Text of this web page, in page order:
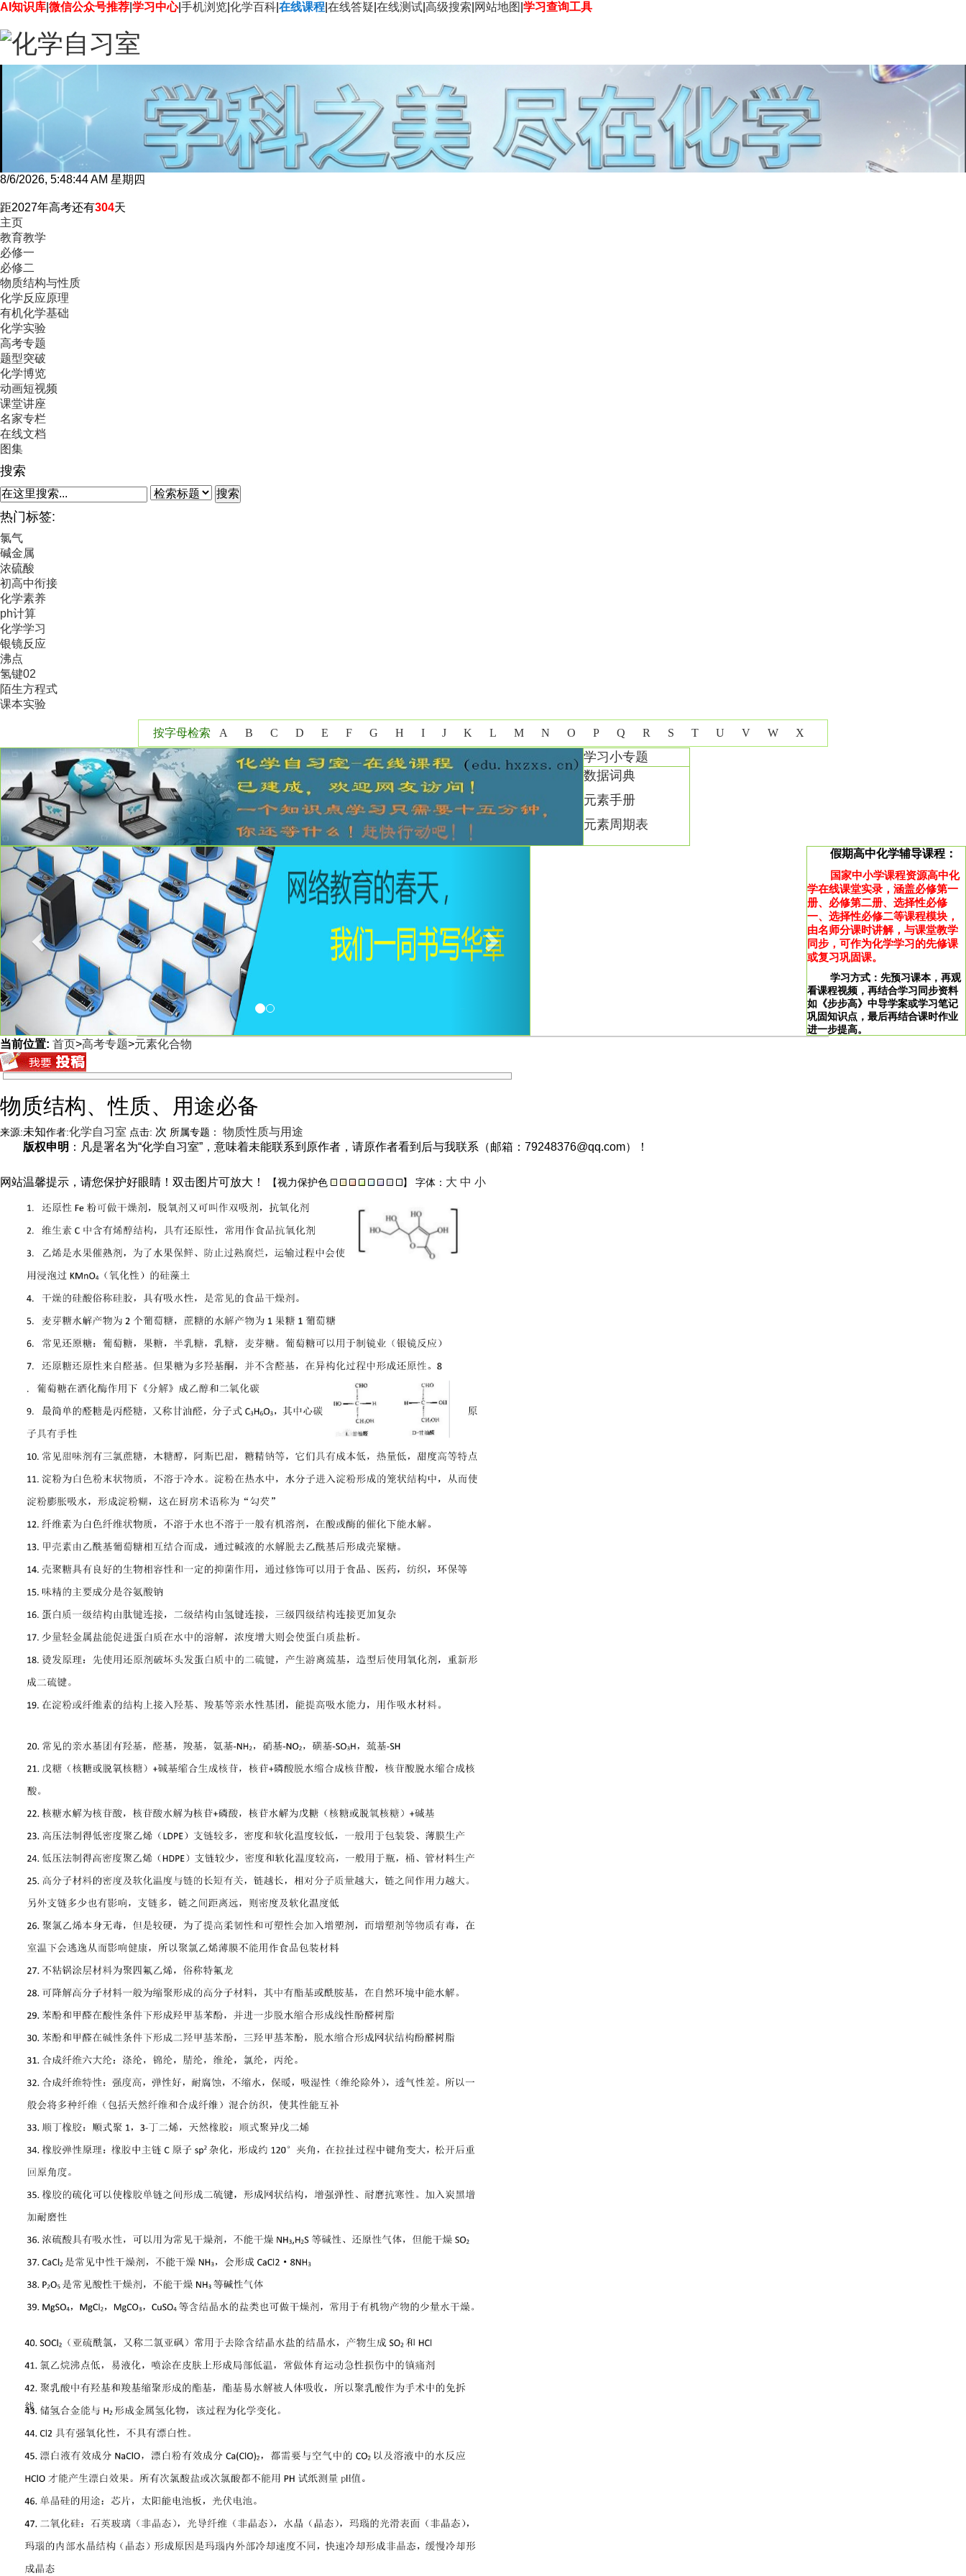
AI知识库 微信公众号推荐 学习中心|手机浏览 化学百科 在线课程 在线答疑 在线测试 高级搜索 网站地图 学习查询工具
8/6/2026, 5:48:45 AM 星期四
距2027年高考还有304天
主页
教育教学
必修一
必修二
物质结构与性质
化学反应原理
有机化学基础
化学实验
高考专题
题型突破
化学博览
动画短视频
课堂讲座
名家专栏
在线文档
图集
搜索
搜索
热门标签:
氯气
碱金属
浓硫酸
初高中衔接
化学素养
ph计算
化学学习
银镜反应
沸点
氢键02
陌生方程式
课本实验
按字母检索 A B C D E F G H I J K L M N O P Q R S T U V W X
Y Z
学习小专题
数据词典
元素手册
元素周期表
Previous 假期高中化学辅导课程：
国家中小学课程资源高中化
学在线课堂实录，涵盖必修第一
册、必修第二册、选择性必修
一、选择性必修二等课程模块，
由名师分课时讲解，与课堂教学
同步，可作为化学学习的先修课
或复习巩固课。
学习方式：先预习课本，再观
看课程视频，再结合学习同步资料
如《步步高》中导学案或学习笔记
巩固知识点，最后再结合课时作业
进一步提高。
<
当前位置: 首页>高考专题>元素化合物
物质结构、性质、用途必备
来源:未知作者:化学自习室 点击: 次 所属专题：
物质性质与用途
版权申明 ：凡是署名为“化学自习室”，意味着未能联系到原作者，请原作者看到后与我联系（邮箱：79248376@qq.com）！
网站温馨提示，请您保护好眼睛！双击图片可放大！ 【视力保护色 】 字体： 大 中 小